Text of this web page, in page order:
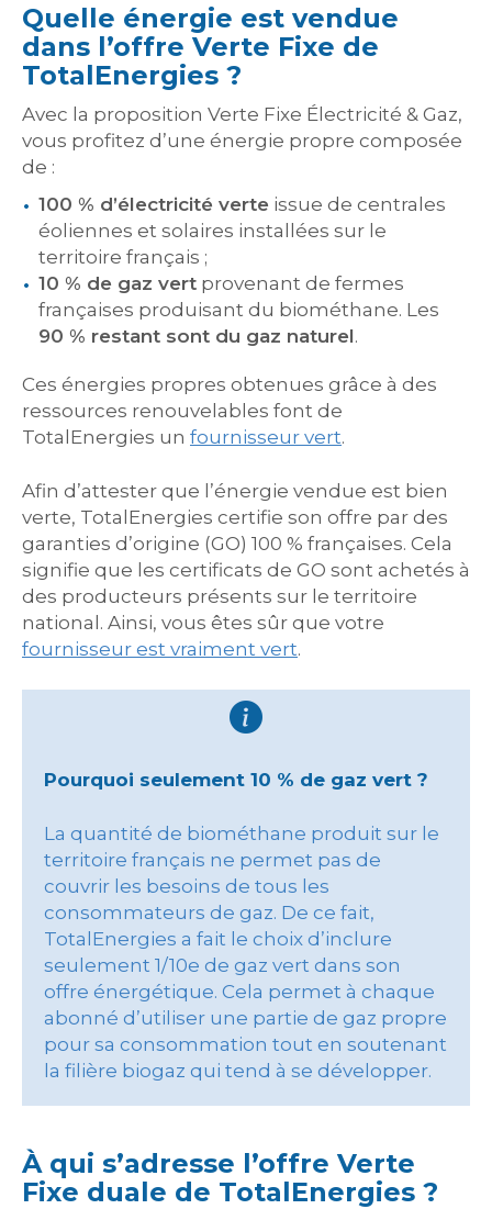
Quelle énergie est vendue
dans l’offre Verte Fixe de
TotalEnergies ?
Avec la proposition Verte Fixe Électricité & Gaz,
vous profitez d’une énergie propre composée
de :
100 % d’électricité verte issue de centrales
éoliennes et solaires installées sur le
territoire français ;
10 % de gaz vert provenant de fermes
françaises produisant du biométhane. Les
90 % restant sont du gaz naturel.
Ces énergies propres obtenues grâce à des
ressources renouvelables font de
TotalEnergies un fournisseur vert.
Afin d’attester que l’énergie vendue est bien
verte, TotalEnergies certifie son offre par des
garanties d’origine (GO) 100 % françaises. Cela
signifie que les certificats de GO sont achetés à
des producteurs présents sur le territoire
national. Ainsi, vous êtes sûr que votre
fournisseur est vraiment vert.
Pourquoi seulement 10 % de gaz vert ?
La quantité de biométhane produit sur le
territoire français ne permet pas de
couvrir les besoins de tous les
consommateurs de gaz. De ce fait,
TotalEnergies a fait le choix d’inclure
seulement 1/10e de gaz vert dans son
offre énergétique. Cela permet à chaque
abonné d’utiliser une partie de gaz propre
pour sa consommation tout en soutenant
la filière biogaz qui tend à se développer.
À qui s’adresse l’offre Verte
Fixe duale de TotalEnergies ?